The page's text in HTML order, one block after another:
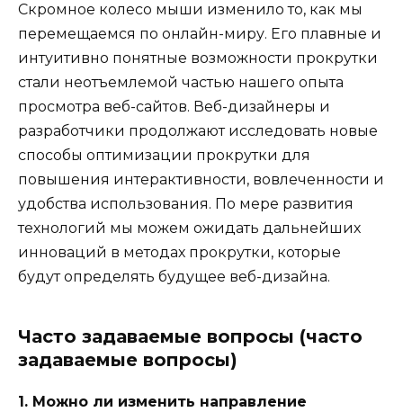
Скромное колесо мыши изменило то, как мы
перемещаемся по онлайн-миру. Его плавные и
интуитивно понятные возможности прокрутки
стали неотъемлемой частью нашего опыта
просмотра веб-сайтов. Веб-дизайнеры и
разработчики продолжают исследовать новые
способы оптимизации прокрутки для
повышения интерактивности, вовлеченности и
удобства использования. По мере развития
технологий мы можем ожидать дальнейших
инноваций в методах прокрутки, которые
будут определять будущее веб-дизайна.
Часто задаваемые вопросы (часто
задаваемые вопросы)
1. Можно ли изменить направление